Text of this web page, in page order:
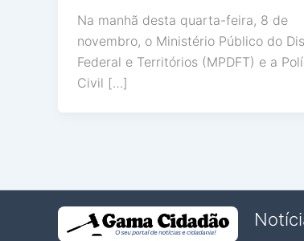
Na manhã desta quarta-feira, 8 de
novembro, o Ministério Público do
Federal e Territórios (MPDFT) e a
Civil […]